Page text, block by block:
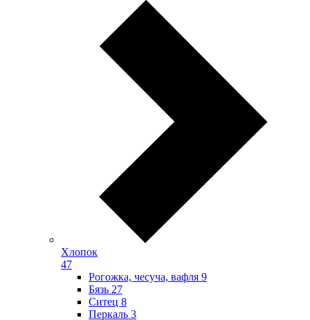
Хлопок
47
Рогожка, чесуча, вафля 9
Бязь 27
Ситец 8
Перкаль 3